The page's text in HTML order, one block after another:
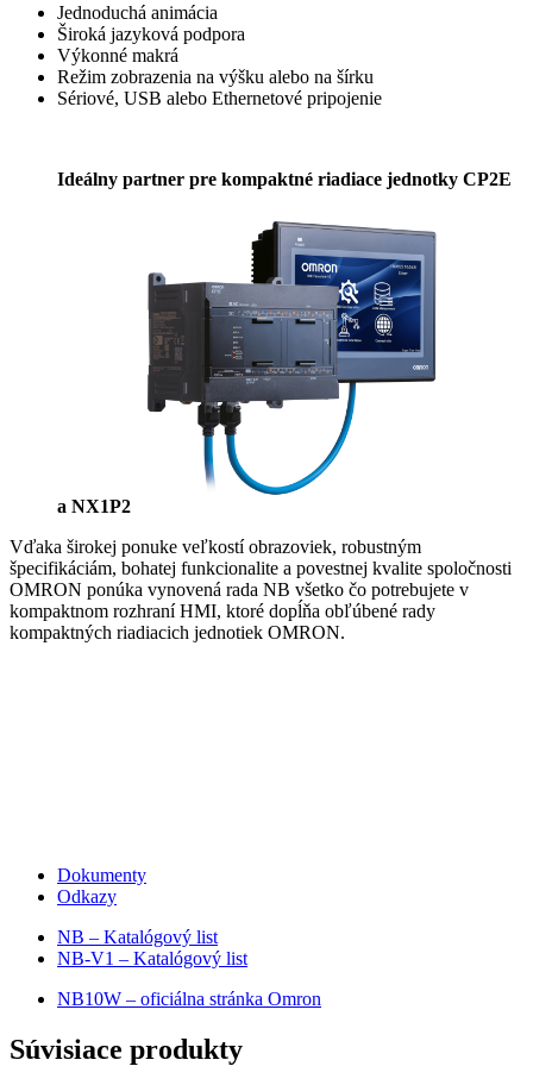
Jednoduchá animácia
Široká jazyková podpora
Výkonné makrá
Režim zobrazenia na výšku alebo na šírku
Sériové, USB alebo Ethernetové pripojenie
Ideálny partner pre kompaktné riadiace jednotky CP2E
a NX1P2
Vďaka širokej ponuke veľkostí obrazoviek, robustným
špecifikáciám, bohatej funkcionalite a povestnej kvalite spoločnosti
OMRON ponúka vynovená rada NB všetko čo potrebujete v
kompaktnom rozhraní HMI, ktoré dopĺňa obľúbené rady
kompaktných riadiacich jednotiek OMRON.
Dokumenty
Odkazy
NB – Katalógový list
NB-V1 – Katalógový list
NB10W – oficiálna stránka Omron
Súvisiace produkty